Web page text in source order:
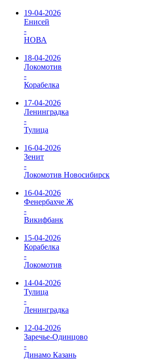
19-04-2026
Енисей
-
НОВА
18-04-2026
Локомотив
-
Корабелка
17-04-2026
Ленинградка
-
Тулица
16-04-2026
Зенит
-
Локомотив Новосибирск
16-04-2026
Фенербахче Ж
-
Викифбанк
15-04-2026
Корабелка
-
Локомотив
14-04-2026
Тулица
-
Ленинградка
12-04-2026
Заречье-Одинцово
-
Динамо Казань